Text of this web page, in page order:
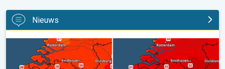
Nieuws
Volop zon en zomerse warmte. Weekendweer. . .